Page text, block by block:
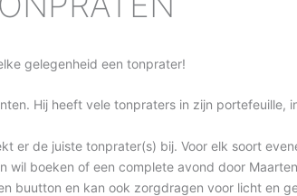
gelegenheid een tonprater!
Hij heeft vele tonpraters in zijn portefeuille,
er de juiste tonprater(s) bij. Voor elk soort
boeken of een complete avond door
buutton en kan ook zorgdragen voor licht en